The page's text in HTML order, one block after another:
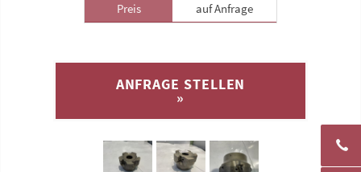
Preis
auf Anfrage
ANFRAGE STELLEN
»